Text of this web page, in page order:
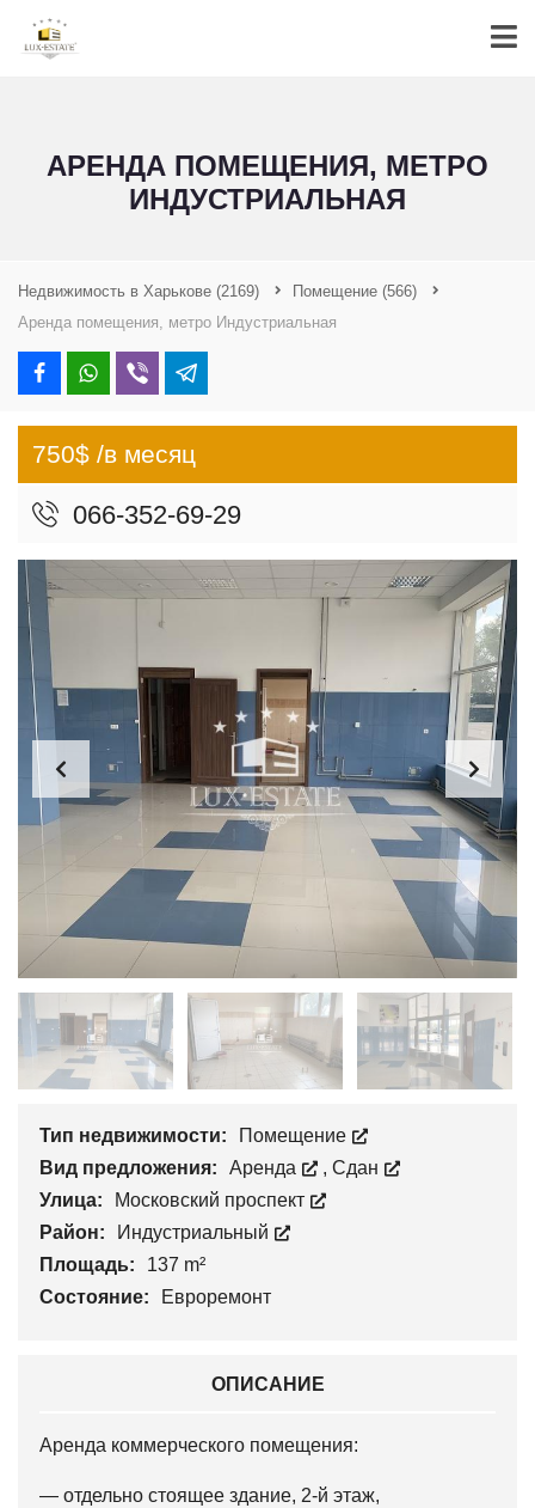
АРЕНДА ПОМЕЩЕНИЯ, МЕТРО
ИНДУСТРИАЛЬНАЯ
Недвижимость в Харькове (2169) Помещение (566)
Аренда помещения, метро Индустриальная
750$ /в месяц
066-352-69-29
Тип недвижимости:
Помещение
Вид предложения:
Аренда , Сдан
Улица:
Московский проспект
Район:
Индустриальный
Площадь:
137 m²
Состояние:
Евроремонт
ОПИСАНИЕ
Аренда коммерческого помещения:
— отдельно стоящее здание, 2-й этаж,